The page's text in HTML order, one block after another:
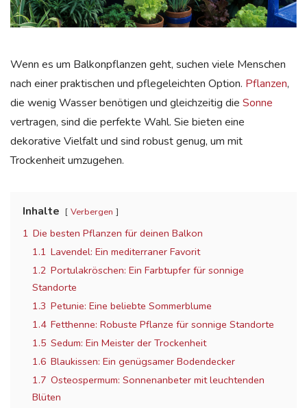
Wenn es um Balkonpflanzen geht, suchen viele Menschen
nach einer praktischen und pflegeleichten Option. Pflanzen,
die wenig Wasser benötigen und gleichzeitig die Sonne
vertragen, sind die perfekte Wahl. Sie bieten eine
dekorative Vielfalt und sind robust genug, um mit
Trockenheit umzugehen.
Inhalte Verbergen
1 Die besten Pflanzen für deinen Balkon
1.1 Lavendel: Ein mediterraner Favorit
1.2 Portulakröschen: Ein Farbtupfer für sonnige
Standorte
1.3 Petunie: Eine beliebte Sommerblume
1.4 Fetthenne: Robuste Pflanze für sonnige Standorte
1.5 Sedum: Ein Meister der Trockenheit
1.6 Blaukissen: Ein genügsamer Bodendecker
1.7 Osteospermum: Sonnenanbeter mit leuchtenden
Blüten